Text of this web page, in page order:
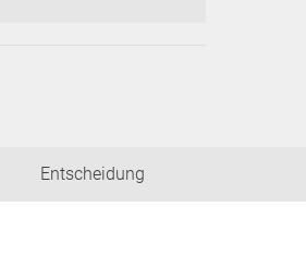
Entscheidung